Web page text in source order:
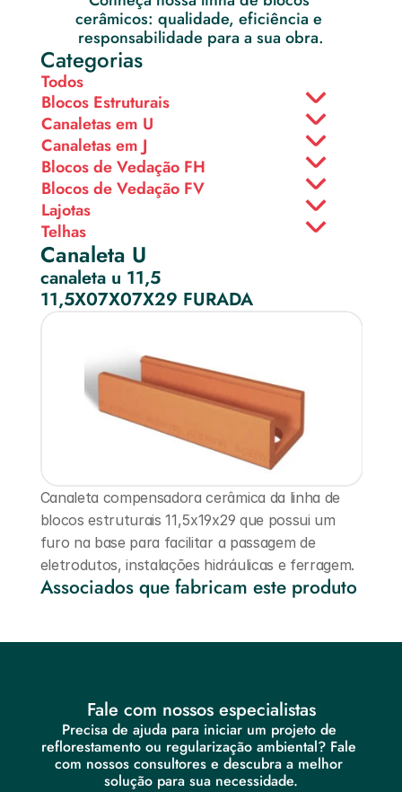
cerâmicos: qualidade, eficiência e
responsabilidade para a sua obra.
Categorias
Todos
Blocos Estruturais
Canaletas em U
Canaletas em J
Blocos de Vedação FH
Blocos de Vedação FV
Lajotas
Telhas
Canaleta U
canaleta u 11,5
11,5X07X07X29 FURADA
Associados que fabricam este produto
Canaleta compensadora cerâmica da linha de
blocos estruturais 11,5x19x29 que possui um
furo na base para facilitar a passagem de
eletrodutos, instalações hidráulicas e ferragem.
Fale com nossos especialistas
Precisa de ajuda para iniciar um projeto de
reflorestamento ou regularização ambiental? Fale
com nossos consultores e descubra a melhor
solução para sua necessidade.